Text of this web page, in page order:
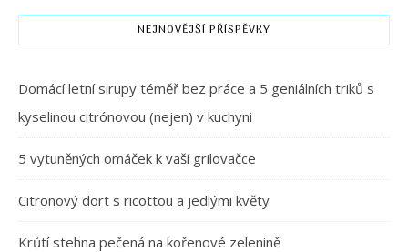
NEJNOVĚJŠÍ PŘÍSPĚVKY
Domácí letní sirupy téměř bez práce a 5 geniálních triků s
kyselinou citrónovou (nejen) v kuchyni
5 vytuněných omáček k vaší grilovačce
Citronový dort s ricottou a jedlými květy
Krůtí stehna pečená na kořenové zelenině